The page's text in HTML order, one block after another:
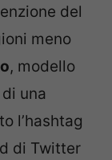
del
meno
, modello
una
l’hashtag
di Twitter